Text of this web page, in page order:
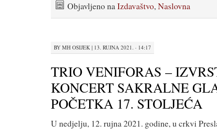
Objavljeno naIzdavaštvo,Naslovna
BY MH OSIJEK | 13. RUJNA 2021. · 14:17
TRIO VENIFORAS –
KONCERT SAKRALNE
POČETKA 17. STOLJEĆA
U nedjelju, 12. rujna 2021. godine, u crkvi